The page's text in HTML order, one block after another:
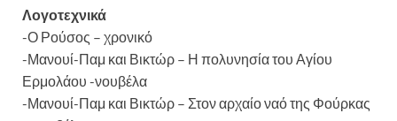
Λογοτεχνικά
-Ο Ρούσος – χρονικό
-Μανουί-Παμ και Βικτώρ – Η πολυνησία του Αγίου
Ερμολάου -νουβέλα
-Μανουί-Παμ και Βικτώρ – Στον αρχαίο ναό της Φούρκας